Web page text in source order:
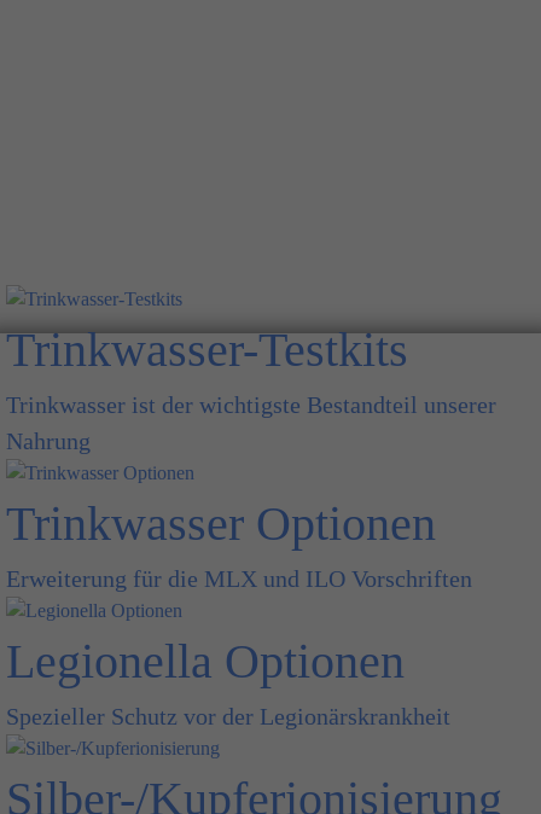
Trinkwasser-Testkits
Trinkwasser ist der wichtigste Bestandteil unserer
Nahrung
Trinkwasser Optionen
Erweiterung für die MLX und ILO Vorschriften
Legionella Optionen
Spezieller Schutz vor der Legionärskrankheit
Silber-/Kupferionisierung